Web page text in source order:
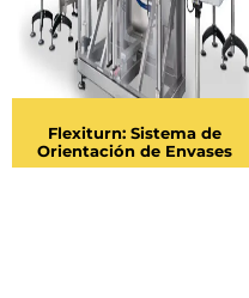
Flexiturn: Sistema de
Orientación de Envases